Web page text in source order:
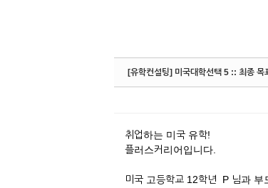
[유학컨설팅] 미국대학선택 5 :: 최종
취업하는 미국 유학!
플러스커리어입니다.
미국 고등학교 12학년 P 님과 부